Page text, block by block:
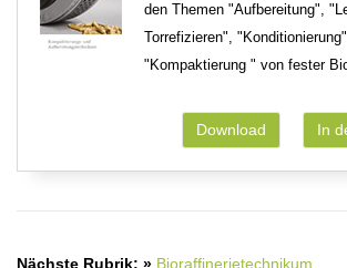
den Themen "Aufbereitung",
Torrefizieren",
"Kompaktierung " von fester
In
Download
Nächste Rubrik: » Bioraffinerietechnikum